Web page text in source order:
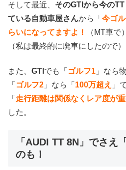
そして最近、 そのGTIから今の
ている自動車屋さんから「 今ゴ
らいになってますよ！
（MT車で
（私は最終的に廃車にしたので）
また、 GTI でも「 ゴルフ1 」なら
「 ゴルフ2 」なら「 100万超え 」
「 走行距離は関係なくレア度が
した。
「AUDI TT 8N」でさえ
のも！